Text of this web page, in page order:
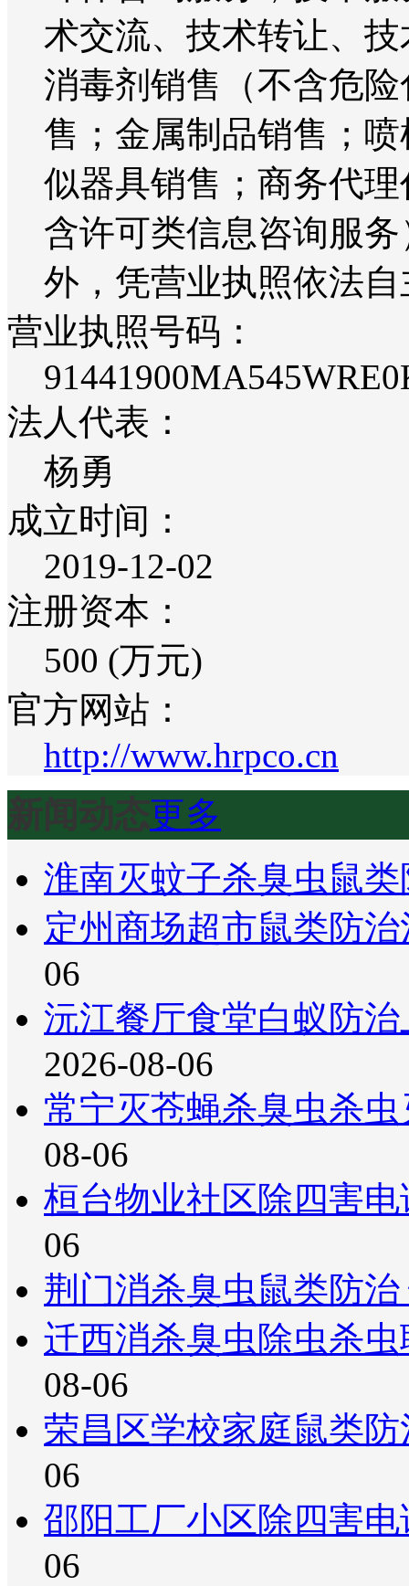
术交流、技术转让、
消毒剂销售（不含危
售；金属制品销售；
似器具销售；商务代
含许可类信息咨询服
外，凭营业执照依法
营业执照号码：
法人代表：
杨勇
成立时间：
2019-12-02
注册资本：
500 (万元)
官方网站：
http://www.hrpco.cn
新闻动态更多
淮南灭蚊子杀臭虫鼠
定州商场超市鼠类防
06
沅江餐厅食堂白蚁防
2026-08-06
常宁灭苍蝇杀臭虫杀
08-06
桓台物业社区除四害
06
荆门消杀臭虫鼠类防
迁西消杀臭虫除虫杀
08-06
荣昌区学校家庭鼠类
06
邵阳工厂小区除四害
06